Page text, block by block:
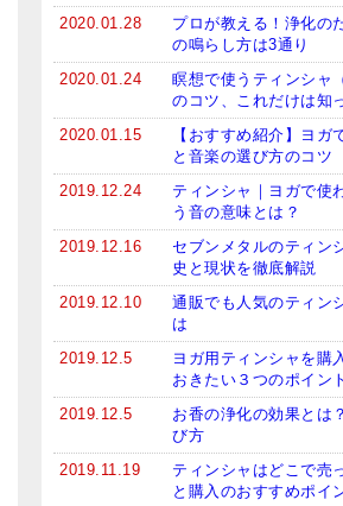
ブログ
特商法の表記
2020.01.28
プロが教える！浄化の
の鳴らし方は3通り
2020.01.24
瞑想で使うティンシャ
のコツ、これだけは知
2020.01.15
【おすすめ紹介】ヨガ
と音楽の選び方のコツ
2019.12.24
ティンシャ｜ヨガで使
う音の意味とは？
2019.12.16
セブンメタルのティン
史と現状を徹底解説
2019.12.10
通販でも人気のティン
は
2019.12.5
ヨガ用ティンシャを購
おきたい３つのポイント
2019.12.5
お香の浄化の効果とは
び方
2019.11.19
ティンシャはどこで売
と購入のおすすめポイ